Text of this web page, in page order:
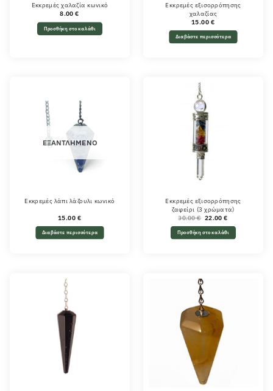
Εκκρεμές χαλαζία κωνικό
8.00€
Προσθήκη στο καλάθι
Εκκρεμές εξισορρόπησης
χαλαζίας
15.00 €
Διαβάστε περισσότερα
ΕΞΑΝΤΛΗΜΈΝΟ
Εκκρεμές λάπι λάζουλι κωνικό
15.00 €
Διαβάστε περισσότερα
Εκκρεμές εξισορρόπησης
ζαφείρι (3 χρώματα)
30.00€ Original
30.00 €.
22.00€
τιμή
είναι:
22.00 €.
Προσθήκη στο καλάθι